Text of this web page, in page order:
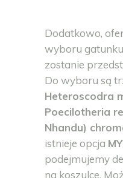
Dodatkowo,
wyboru
zostanie
Do wyboru są
Heteroscodra
Poecilotheria
Nhandu)
istnieje opcja
podejmujemy
na koszulce.